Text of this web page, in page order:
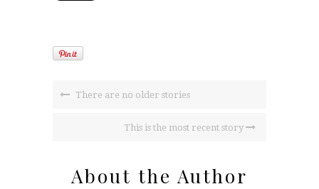
There are no older stories
This is the most recent story
About the Author